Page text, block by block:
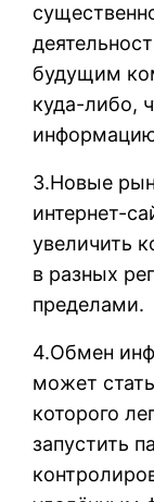
будущим
куда-либо,
3.Новые
интернет-
увеличить
в разных
пределами.
4.Обмен
может
которого
запустить